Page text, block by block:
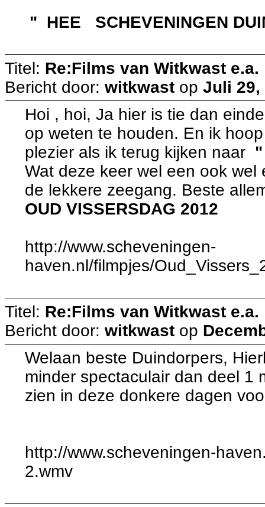
" HEE SCHEVENINGEN
Titel: Re:Films van Witkwast e.a.
Bericht door: witkwast op Juli 29,
Hoi , hoi, Ja hier is tie dan
op weten te houden. En ik
plezier als ik terug kijken naar "
Wat deze keer wel een ook
de lekkere zeegang. Beste
OUD VISSERSDAG 2012
http://www.scheveningen-
haven.nl/filmpjes/
Titel: Re:Films van Witkwast e.a.
Bericht door: witkwast op
Welaan beste Duindorpers,
minder spectaculair dan deel 1
zien in deze donkere dagen
http://www.scheveningen-
2.wmv